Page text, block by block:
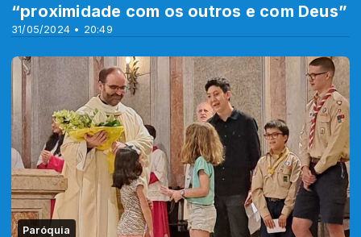
31/05/2024 • 20:49
“proximidade com os outros e com Deus”
Paróquia